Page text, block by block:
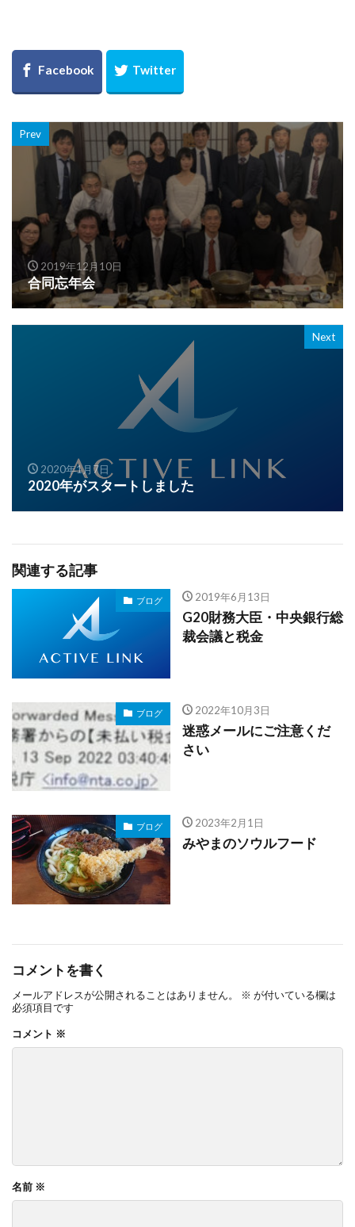
Prev
2019年12月10日
合同忘年会
Next
2020年1月7日
2020年がスタートしました
関連する記事
ブログ 2019年6月13日
G20財務大臣・中央銀行総
裁会議と税金
ブログ 2022年10月3日
迷惑メールにご注意くだ
さい
ブログ 2023年2月1日
みやまのソウルフード
コメントを書く
メールアドレスが公開されることはありません。 ※ が付いている欄は
必須項目です
コメント ※
名前 ※